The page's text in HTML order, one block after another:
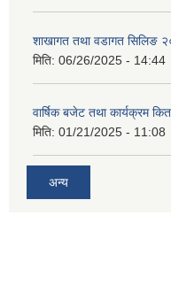
शाखागत तथा वडागत सिलिङ
मिति: 06/26/2025 - 14:44
वार्षिक बजेट तथा कार्यक्रम
मिति: 01/21/2025 - 11:08
अन्य